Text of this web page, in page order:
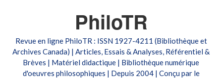
PhiloTR
Revue en ligne PhiloTR : ISSN 1927-4211 (Bibliothèque et
Archives Canada) | Articles, Essais & Analyses, Référentiel &
Brèves | Matériel didactique | Bibliothèque numérique
d'oeuvres philosophiques | Depuis 2004 | Conçu par le